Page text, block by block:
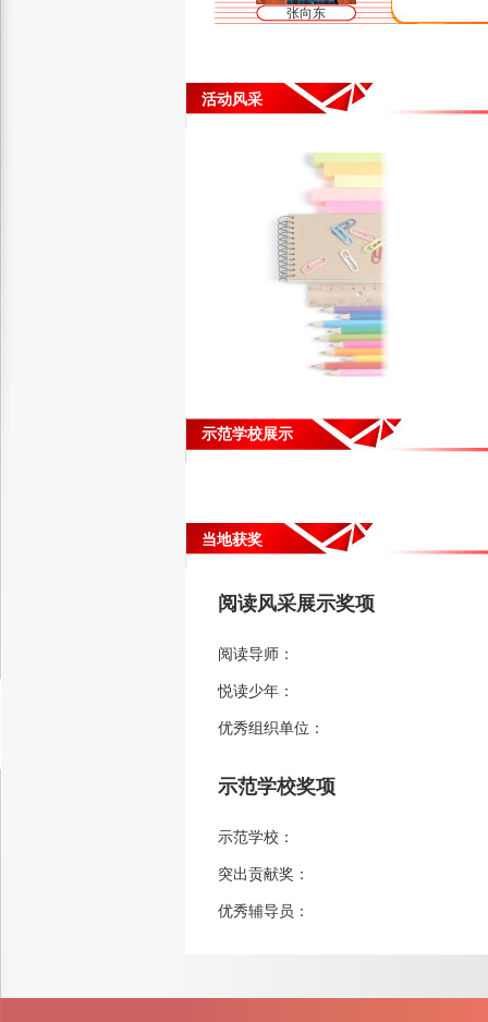
张向东
活动风采
示范学校展示
当地获奖
阅读风采展示奖项
阅读导师：
悦读少年：
优秀组织单位：
示范学校奖项
示范学校：
突出贡献奖：
优秀辅导员：